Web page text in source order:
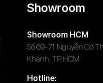
Showroom
Showroom HCM
Số 69-71 Nguyễn Cơ
Khánh, TP.HCM
Hotline: